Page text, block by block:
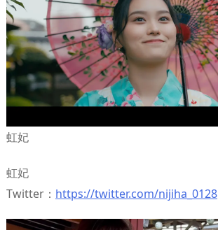
虹妃
虹妃
Twitter： https://twitter.com/nijiha_0128